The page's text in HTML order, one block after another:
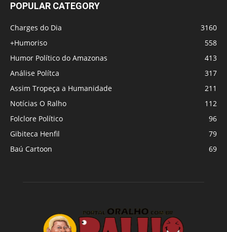
POPULAR CATEGORY
Charges do Dia
3160
+Humoriso
558
Humor Político do Amazonas
413
Análise Polítca
317
Assim Tropeça a Humanidade
211
Notícias O Ralho
112
Folclore Político
96
Gibiteca Henfil
79
Baú Cartoon
69